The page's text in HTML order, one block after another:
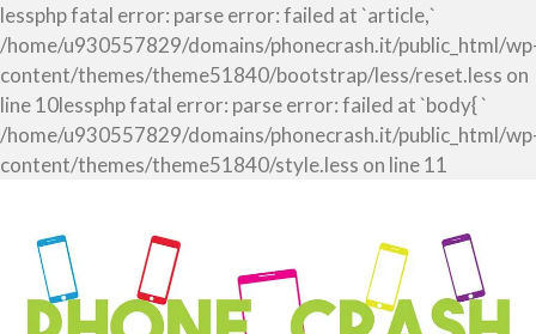
lessphp fatal error: parse error: failed at `article,`
/home/u930557829/domains/phonecrash.it/public_html/
content/themes/theme51840/bootstrap/less/reset.less on
line 10lessphp fatal error: parse error: failed at `body{ `
/home/u930557829/domains/phonecrash.it/public_html/
content/themes/theme51840/style.less on line 11